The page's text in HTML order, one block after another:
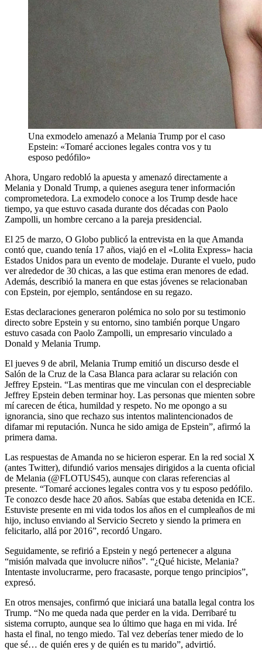
Una exmodelo amenazó a Melania Trump por el caso
Epstein: «Tomaré acciones legales contra vos y tu
esposo pedófilo»
Ahora, Ungaro redobló la apuesta y amenazó directamente a
Melania y Donald Trump, a quienes asegura tener información
comprometedora. La exmodelo conoce a los Trump desde hace
tiempo, ya que estuvo casada durante dos décadas con Paolo
Zampolli, un hombre cercano a la pareja presidencial.
El 25 de marzo, O Globo publicó la entrevista en la que Amanda
contó que, cuando tenía 17 años, viajó en el «Lolita Express» hacia
Estados Unidos para un evento de modelaje. Durante el vuelo, pudo
ver alrededor de 30 chicas, a las que estima eran menores de edad.
Además, describió la manera en que estas jóvenes se relacionaban
con Epstein, por ejemplo, sentándose en su regazo.
Estas declaraciones generaron polémica no solo por su testimonio
directo sobre Epstein y su entorno, sino también porque Ungaro
estuvo casada con Paolo Zampolli, un empresario vinculado a
Donald y Melania Trump.
El jueves 9 de abril, Melania Trump emitió un discurso desde el
Salón de la Cruz de la Casa Blanca para aclarar su relación con
Jeffrey Epstein. “Las mentiras que me vinculan con el despreciable
Jeffrey Epstein deben terminar hoy. Las personas que mienten sobre
mí carecen de ética, humildad y respeto. No me opongo a su
ignorancia, sino que rechazo sus intentos malintencionados de
difamar mi reputación. Nunca he sido amiga de Epstein”, afirmó la
primera dama.
Las respuestas de Amanda no se hicieron esperar. En la red social X
(antes Twitter), difundió varios mensajes dirigidos a la cuenta oficial
de Melania (@FLOTUS45), aunque con claras referencias al
presente. “Tomaré acciones legales contra vos y tu esposo pedófilo.
Te conozco desde hace 20 años. Sabías que estaba detenida en ICE.
Estuviste presente en mi vida todos los años en el cumpleaños de mi
hijo, incluso enviando al Servicio Secreto y siendo la primera en
felicitarlo, allá por 2016”, recordó Ungaro.
Seguidamente, se refirió a Epstein y negó pertenecer a alguna
“misión malvada que involucre niños”. “¿Qué hiciste, Melania?
Intentaste involucrarme, pero fracasaste, porque tengo principios”,
expresó.
En otros mensajes, confirmó que iniciará una batalla legal contra los
Trump. “No me queda nada que perder en la vida. Derribaré tu
sistema corrupto, aunque sea lo último que haga en mi vida. Iré
hasta el final, no tengo miedo. Tal vez deberías tener miedo de lo
que sé… de quién eres y de quién es tu marido”, advirtió.